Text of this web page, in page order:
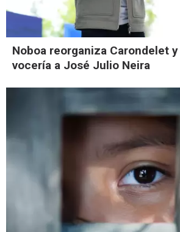
Noboa reorganiza Carondelet
vocería a José Julio Neira